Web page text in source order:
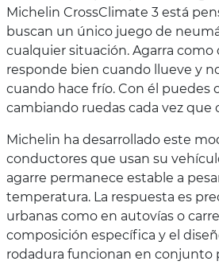
Michelin CrossClimate 3 está
buscan un único juego de
cualquier situación. Agarra como
responde bien cuando llueve y
cuando hace frío. Con él puedes
cambiando ruedas cada vez que
Michelin ha desarrollado este
conductores que usan su
agarre permanece estable a
temperatura. La respuesta es
urbanas como en autovías o
composición específica y el
rodadura funcionan en conjunto